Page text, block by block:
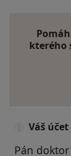
kterého
Váš
Pán